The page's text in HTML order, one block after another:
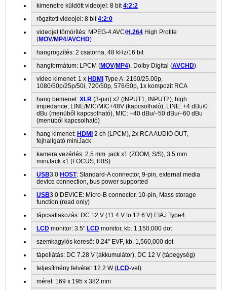
kimenetre küldött videojel: 8 bit4:2:2
rögzített videojel: 8 bit4:2:0
videojel tömörítés: MPEG-4 AVC/H.264 High Profile
(MOV/MP4/AVCHD)
hangrögzítés: 2 csatorna, 48 kHz/16 bit
hangformátum: LPCM (MOV/MP4), Dolby Digital (AVCHD)
video kimenet: 1 x HDMI Type A: 2160/25.00p,
1080/50p/25p/50i, 720/50p, 576/50p, 1x kompozit RCA
hang bemenet: XLR (3-pin) x2 (INPUT1, INPUT2), high
impedance, LINE/MIC/MIC+48V (kapcsolható), LINE: +4 dBu/0
dBu (menüből kapcsolható), MIC: −40 dBu/−50 dBu/−60 dBu
(menüből kapcsolható)
hang kimenet: HDMI 2 ch (LPCM), 2x RCA AUDIO OUT,
fejhallgató miniJack
kamera vezérlés: 2.5 mm jack x1 (ZOOM, S/S), 3.5 mm
miniJack x1 (FOCUS, IRIS)
USB3.0 HOST: Standard-A connector, 9-pin, external media
device connection, bus power supported
USB3.0 DEVICE: Micro-B connector, 10-pin, Mass storage
function (read only)
tápcsatlakozás: DC 12 V (11.4 V to 12.6 V) EIAJ Type4
LCD monitor: 3.5" LCD monitor, kb. 1,150,000 dot
szemkagylós kereső: 0.24" EVF, kb. 1,560,000 dot
tápellátás: DC 7.28 V (akkumulátor), DC 12 V (tápegység)
teljesítmény felvétel: 12.2 W (LCD-vel)
méret: 169 x 195 x 382 mm